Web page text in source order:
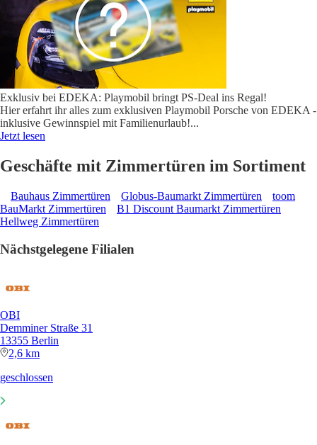
Exklusiv bei EDEKA: Playmobil bringt PS-Deal ins Regal!
Hier erfahrt ihr alles zum exklusiven Playmobil Porsche von EDEKA -
inklusive Gewinnspiel mit Familienurlaub!...
Jetzt lesen
Geschäfte mit Zimmertüren im Sortiment
Bauhaus Zimmertüren Globus-Baumarkt Zimmertüren
toom
BauMarkt Zimmertüren
B1 Discount Baumarkt Zimmertüren
Hellweg Zimmertüren
Nächstgelegene Filialen
OBI
Demminer Straße 31
13355 Berlin
2,6 km
geschlossen